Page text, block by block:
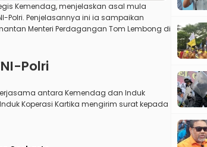
Kemendag, menjelaskan asal mula
Polri. Penjelasannya ini ia sampaikan
Menteri Perdagangan Tom Lembong di
Polri
antara Kemendag dan Induk
Koperasi Kartika mengirim surat kepada